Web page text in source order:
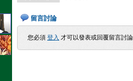
留言討論
您必須 登入 才可以發表或回覆留言討論